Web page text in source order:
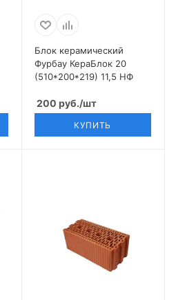
Блок керамический
Фурбау КераБлок 20
(510*200*219) 11,5 НФ
200 руб./шт
КУПИТЬ